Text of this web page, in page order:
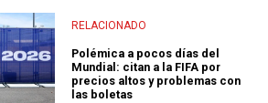
RELACIONADO
Polémica a pocos días del
Mundial: citan a la FIFA por
precios altos y problemas con
las boletas